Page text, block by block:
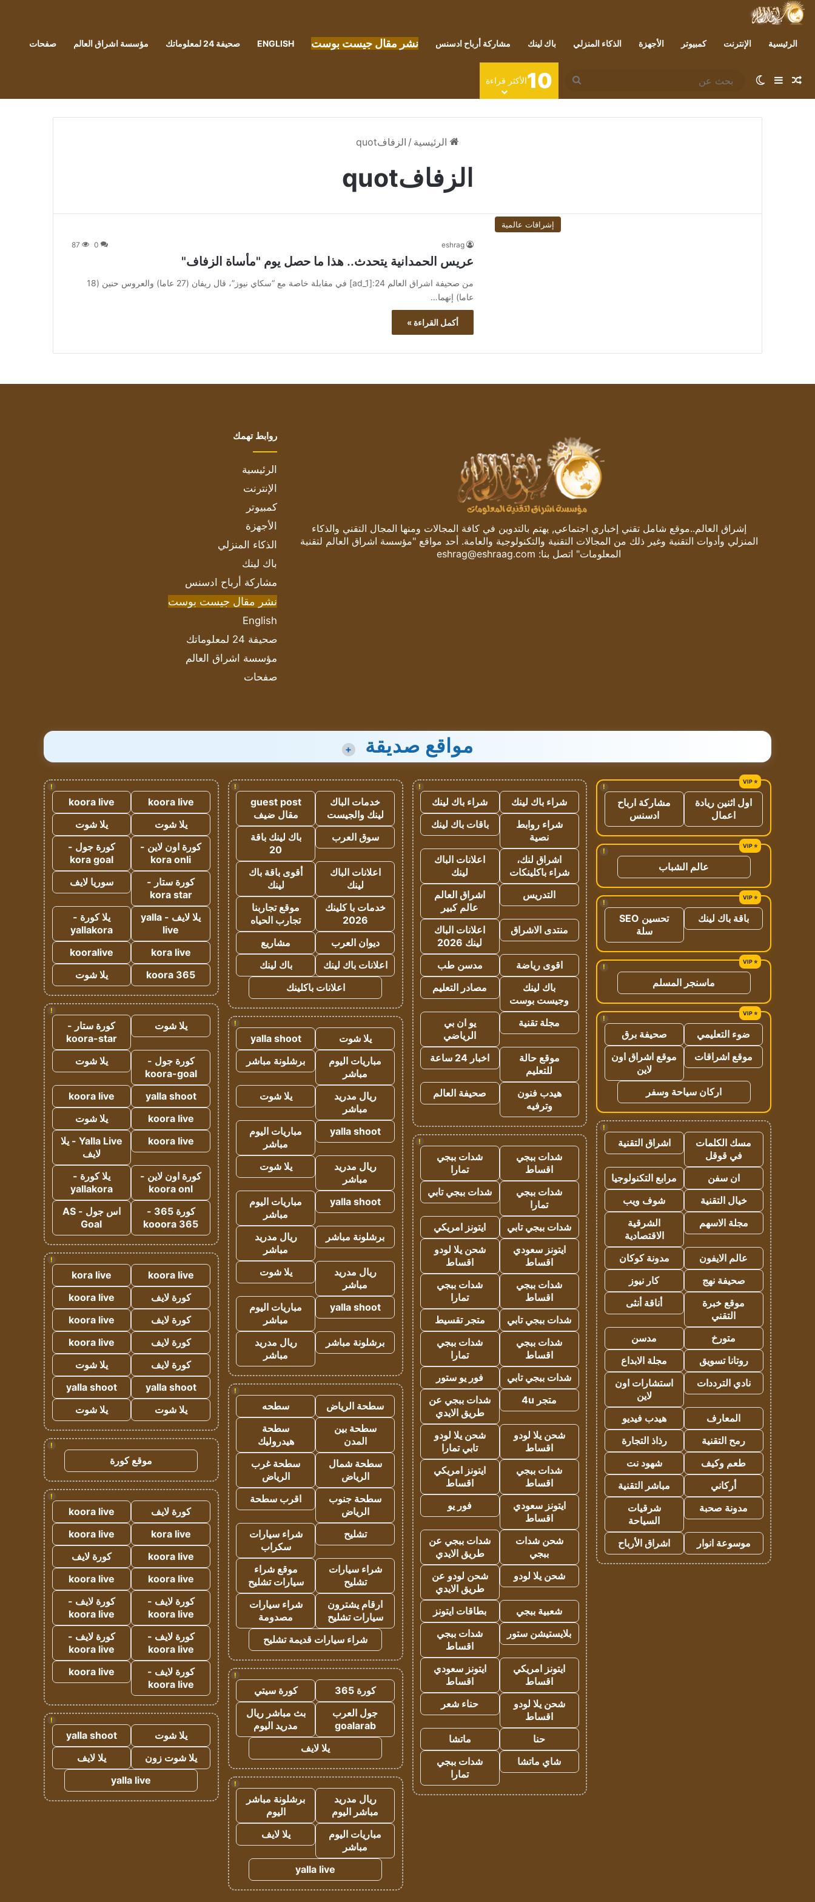
الرئيسية الإنترنت كمبيوتر الأجهزة الذكاء المنزلي باك لينك مشاركة أرباح ادسنس نشر مقال جيست بوست ENGLISH صحيفة 24 لمعلوماتك مؤسسة اشراق العالم صفحات
مقال عشوائي
إضافة عمود جانبي
الوضع المظلم
بحث
عن
10الأكثر قراءة
الرئيسية / الزفافquot
الزفافquot
إشراقات عالمية
eshrag
0
87
عريس الحمدانية يتحدث.. هذا ما حصل يوم "مأساة الزفاف"
من صحيفة اشراق العالم 24:[ad_1] في مقابلة خاصة مع “سكاي نيوز”، قال ريفان (27 عاما) والعروس حنين (18
عاما) إنهما…
أكمل القراءة »
إشراق العالم..موقع شامل تقني إخباري اجتماعي, يهتم بالتدوين في كافة المجالات ومنها المجال التقني والذكاء
المنزلي وأدوات التقنية وغير ذلك من المجالات التقنية والتكنولوجية والعامة. أحد مواقع "مؤسسة اشراق العالم لتقنية
المعلومات" اتصل بنا: eshrag@eshraag.com
روابط تهمك
الرئيسية
الإنترنت
كمبيوتر
الأجهزة
الذكاء المنزلي
باك لينك
مشاركة أرباح ادسنس
نشر مقال جيست بوست
English
صحيفة 24 لمعلوماتك
مؤسسة اشراق العالم
صفحات
مواقع صديقة +
!
اول اثنين ريادة
اعمال
مشاركة ارباح
ادسنس
!
عالم الشباب
!
باقة باك لينك
تحسين SEO
سلة
!
ماسنجر المسلم
!
ضوء التعليمي
صحيفة برق
موقع اشراقات
موقع اشراق اون
لاين
اركان سياحة وسفر
!
مسك الكلمات
في قوقل
اشراق التقنية
ان سفن
مرابع التكنولوجيا
خيال التقنية
شوف ويب
مجلة الاسهم
الشرقية
الاقتصادية
عالم الايفون
مدونة كوكان
صحيفة نهج
كار نيوز
موقع خبرة
التقني
أناقة أنثى
متورخ
مدسن
روتانا تسويق
مجلة الابداع
نادي الترددات
استشارات اون
لاين
المعارف
هيدب فيديو
رمح التقنية
رذاذ التجارة
طعم وكيف
شهود نت
أركاني
مباشر التقنية
مدونة صحبة
شرقيات
السياحة
موسوعة انوار
اشراق الأرباح
!
شراء باك لينك
شراء باك لينك
شراء روابط
نصية
باقات باك لينك
اشراق لنك،
شراء باكلينكات
اعلانات الباك
لينك
التدريس
اشراق العالم
عالم كبير
منتدى الاشراق
اعلانات الباك
لينك 2026
اقوى رياضة
مدسن طب
باك لينك
وجيست بوست
مصادر التعليم
مجلة تقنية
يو ان بي
الرياضي
موقع حالة
للتعليم
اخبار 24 ساعة
هيدب فنون
وترفيه
صحيفة العالم
!
شدات ببجي
اقساط
شدات ببجي
تمارا
شدات ببجي
تمارا
شدات ببجي تابي
شدات ببجي تابي
ايتونز امريكي
ايتونز سعودي
اقساط
شحن يلا لودو
اقساط
شدات ببجي
اقساط
شدات ببجي
تمارا
شدات ببجي تابي
متجر تقسيط
شدات ببجي
اقساط
شدات ببجي
تمارا
شدات ببجي تابي
فور يو ستور
متجر 4u
شدات ببجي عن
طريق الايدي
شحن يلا لودو
اقساط
شحن يلا لودو
تابي تمارا
شدات ببجي
اقساط
ايتونز امريكي
اقساط
ايتونز سعودي
اقساط
فور يو
شحن شدات
ببجي
شدات ببجي عن
طريق الايدي
شحن يلا لودو
شحن لودو عن
طريق الايدي
شعبية ببجي
بطاقات ايتونز
بلايستيشن ستور
شدات ببجي
اقساط
ايتونز امريكي
اقساط
ايتونز سعودي
اقساط
شحن يلا لودو
اقساط
حناء شعر
حنا
ماتشا
شاي ماتشا
شدات ببجي
تمارا
!
خدمات الباك
لينك والجيست
guest post
مقال ضيف
سوق العرب
باك لينك باقة
20
اعلانات الباك
لينك
أقوى باقة باك
لينك
خدمات با كلينك
2026
موقع تجاربنا
تجارب الحياه
ديوان العرب
مشاريع
اعلانات باك لينك
باك لينك
اعلانات باكلينك
!
يلا شوت
yalla shoot
مباريات اليوم
مباشر
برشلونة مباشر
ريال مدريد
مباشر
يلا شوت
yalla shoot
مباريات اليوم
مباشر
ريال مدريد
مباشر
يلا شوت
yalla shoot
مباريات اليوم
مباشر
برشلونة مباشر
ريال مدريد
مباشر
ريال مدريد
مباشر
يلا شوت
yalla shoot
مباريات اليوم
مباشر
برشلونة مباشر
ريال مدريد
مباشر
!
سطحة الرياض
سطحه
سطحة بين
المدن
سطحة
هيدروليك
سطحة شمال
الرياض
سطحة غرب
الرياض
سطحة جنوب
الرياض
اقرب سطحة
تشليح
شراء سيارات
سكراب
شراء سيارات
تشليح
موقع شراء
سيارات تشليح
ارقام يشترون
سيارات تشليح
شراء سيارات
مصدومة
شراء سيارات قديمة تشليح
!
كورة 365
كورة سيتي
جول العرب
goalarab
بث مباشر ريال
مدريد اليوم
يلا لايف
!
ريال مدريد
مباشر اليوم
برشلونة مباشر
اليوم
مباريات اليوم
مباشر
يلا لايف
yalla live
!
koora live
koora live
يلا شوت
يلا شوت
كورة اون لاين -
kora onli
كورة جول -
kora goal
كورة ستار -
kora star
سوريا لايف
يلا لايف - yalla
live
يلا كورة -
yallakora
kora live
kooralive
koora 365
يلا شوت
!
يلا شوت
كورة ستار -
koora-star
كورة جول -
koora-goal
يلا شوت
yalla shoot
koora live
koora live
يلا شوت
koora live
Yalla Live - يلا
لايف
كورة اون لاين -
koora onl
يلا كورة -
yallakora
كورة 365 -
kooora 365
اس جول - AS
Goal
!
koora live
kora live
كورة لايف
koora live
كورة لايف
koora live
كورة لايف
koora live
كورة لايف
يلا شوت
yalla shoot
yalla shoot
يلا شوت
يلا شوت
!
موقع كورة
!
كورة لايف
koora live
kora live
koora live
koora live
كورة لايف
koora live
koora live
كورة لايف -
koora live
كورة لايف -
koora live
كورة لايف -
koora live
كورة لايف -
koora live
كورة لايف -
koora live
koora live
!
يلا شوت
yalla shoot
يلا شوت زون
يلا لايف
yalla live